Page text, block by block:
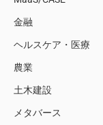
金融
ヘルスケア・医療
農業
土木建設
メタバース